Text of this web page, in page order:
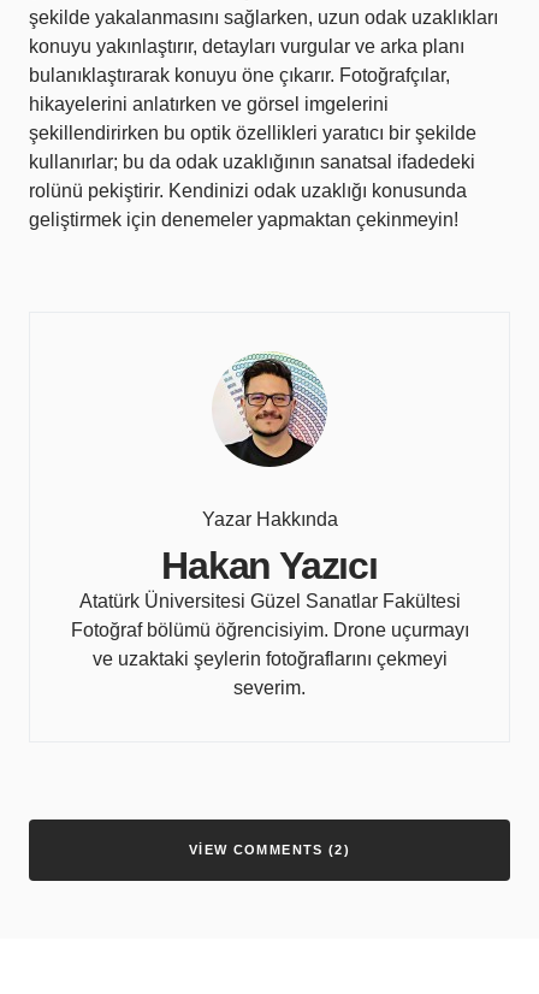
şekilde yakalanmasını sağlarken, uzun odak uzaklıkları
konuyu yakınlaştırır, detayları vurgular ve arka planı
bulanıklaştırarak konuyu öne çıkarır. Fotoğrafçılar,
hikayelerini anlatırken ve görsel imgelerini
şekillendirirken bu optik özellikleri yaratıcı bir şekilde
kullanırlar; bu da odak uzaklığının sanatsal ifadedeki
rolünü pekiştirir. Kendinizi odak uzaklığı konusunda
geliştirmek için denemeler yapmaktan çekinmeyin!
Yazar Hakkında
Hakan Yazıcı
Atatürk Üniversitesi Güzel Sanatlar Fakültesi
Fotoğraf bölümü öğrencisiyim. Drone uçurmayı
ve uzaktaki şeylerin fotoğraflarını çekmeyi
severim.
VIEW COMMENTS (2)